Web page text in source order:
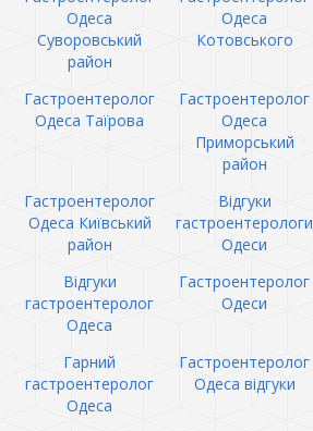
Одеса
Суворовський
район
Одеса
Котовського
Гастроентеролог
Одеса Таїрова
Гастроентеролог
Одеса
Приморський
район
Гастроентеролог
Одеса Київський
район
Відгуки
гастроентерологи
Одеси
Відгуки
гастроентеролог
Одеса
Гастроентеролог
Одеси
Гарний
гастроентеролог
Одеса
Гастроентеролог
Одеса відгуки